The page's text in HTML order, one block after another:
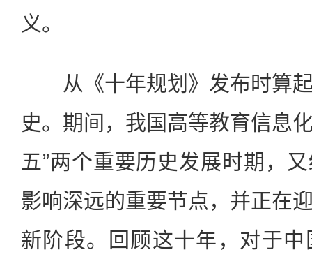
义。
从《十年规划》发布时算起
史。期间，我国高等教育信息
五”两个重要历史发展时期，
影响深远的重要节点，并正在
新阶段。回顾这十年，对于